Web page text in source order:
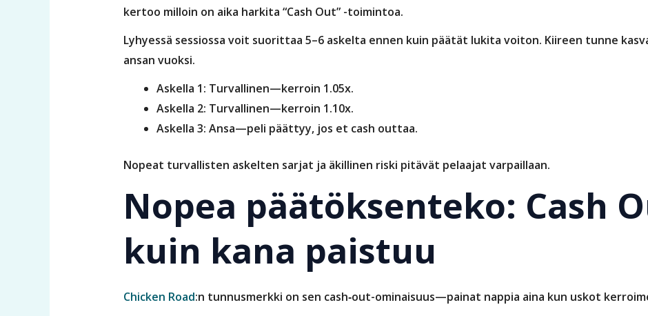
kertoo milloin on aika harkita “Cash Out” -toimintoa.
Lyhyessä sessiossa voit suorittaa 5–6 askelta ennen kuin päätät lukita voiton. Kiireen tunne
ansan vuoksi.
Askella 1: Turvallinen—kerroin 1.05x.
Askella 2: Turvallinen—kerroin 1.10x.
Askella 3: Ansa—peli päättyy, jos et cash outtaa.
Nopeat turvallisten askelten sarjat ja äkillinen riski pitävät pelaajat varpaillaan.
Nopea päätöksenteko: Cash
kuin kana paistuu
Chicken Road:n tunnusmerkki on sen cash‑out-ominaisuus—painat nappia aina kun uskot